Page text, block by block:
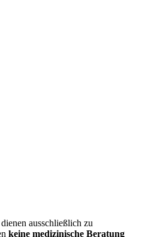
ausschließlich zu
keine medizinische Beratung